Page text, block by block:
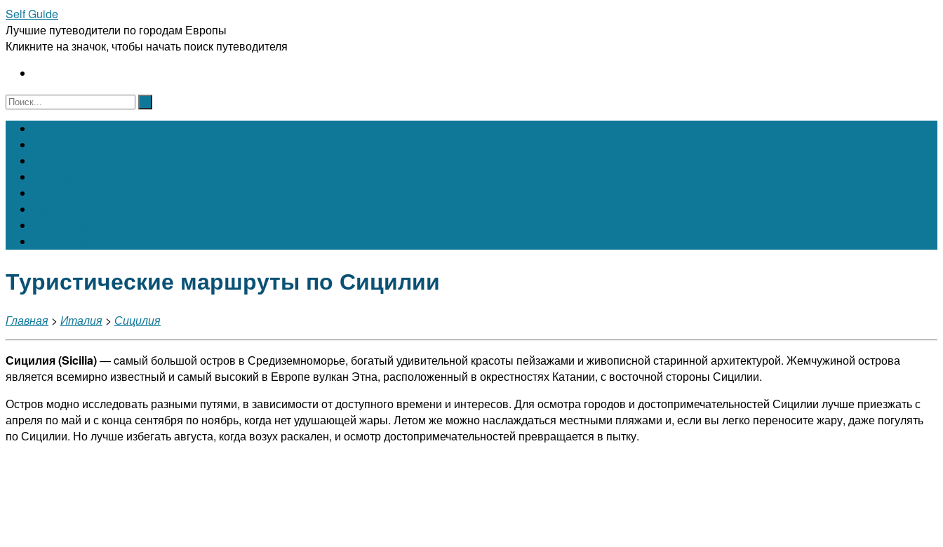
Self Guide
Лучшие путеводители по городам Европы
Кликните на значок, чтобы начать поиск путеводителя
Туристические маршруты по Сицилии
Главная > Италия > Сицилия
Сицилия (Sicilia)— caмый большой остров в Средиземноморье, богатый удивительной красоты пейзажами и живописной старинной архитектурой. Жемчужиной острова
является всемирно известный и самый высокий в Европе вулкан Этна, расположенный в окрестностях Катании, с восточной стороны Сицилии.
Остров модно исследовать разными путями, в зависимости от доступного времени и интересов. Для осмотра городов и достопримечательностей Сицилии лучше приезжать с
апреля по май и с конца сентября по ноябрь, когда нет удушающей жары. Летом же можно наслаждаться местными пляжами и, если вы легко переносите жару, даже погулять
по Сицилии. Но лучше избегать августа, когда возух раскален, и осмотр достопримечательностей превращается в пытку.